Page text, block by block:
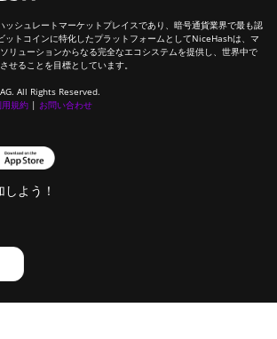
シュレートマーケットプレイスであり、暗号通貨業界で最も認
ットコインに特化したプラットフォームとしてNiceHashは、マ
リューションからなる完全なエコシステムを提供し、世界中で
せることを目標としています。
All Rights Reserved.
規約 | お問い合わせ
よう！